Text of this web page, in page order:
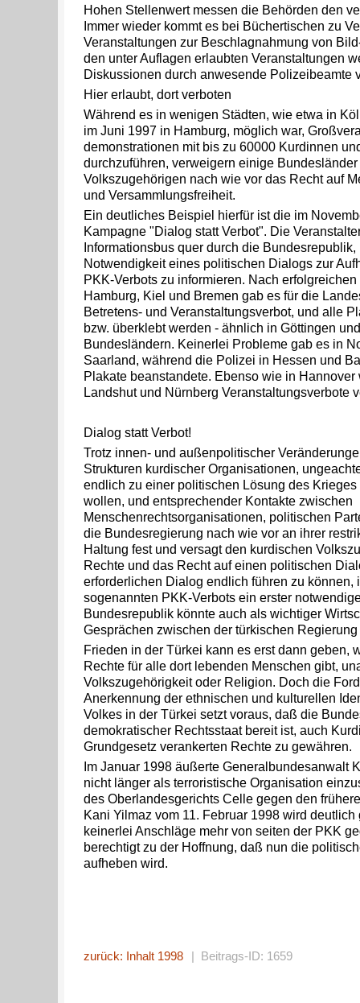
Hohen Stellenwert messen die Behörden den
Immer wieder kommt es bei Büchertischen zu
Veranstaltungen zur Beschlagnahmung von
den unter Auflagen erlaubten Veranstaltungen
Diskussionen durch anwesende Polizeibeamte
Hier erlaubt, dort verboten
Während es in wenigen Städten, wie etwa in
im Juni 1997 in Hamburg, möglich war,
demonstrationen mit bis zu 60000 Kurdinnen
durchzuführen, verweigern einige
Volkszugehörigen nach wie vor das Recht auf
und Versammlungsfreiheit.
Ein deutliches Beispiel hierfür ist die im
Kampagne "Dialog statt Verbot". Die
Informationsbus quer durch die Bundesrepublik,
Notwendigkeit eines politischen Dialogs zur
PKK-Verbots zu informieren. Nach
Hamburg, Kiel und Bremen gab es für die
Betretens- und Veranstaltungsverbot, und alle
bzw. überklebt werden - ähnlich in Göttingen
Bundesländern. Keinerlei Probleme gab es in
Saarland, während die Polizei in Hessen und
Plakate beanstandete. Ebenso wie in Hannover
Landshut und Nürnberg Veranstaltungsverbote
Dialog statt Verbot!
Trotz innen- und außenpolitischer
Strukturen kurdischer Organisationen,
endlich zu einer politischen Lösung des
wollen, und entsprechender Kontakte zwischen
Menschenrechtsorganisationen, politischen
die Bundesregierung nach wie vor an ihrer
Haltung fest und versagt den kurdischen
Rechte und das Recht auf einen politischen
erforderlichen Dialog endlich führen zu können,
sogenannten PKK-Verbots ein erster
Bundesrepublik könnte auch als wichtiger
Gesprächen zwischen der türkischen
Frieden in der Türkei kann es erst dann geben,
Rechte für alle dort lebenden Menschen gibt,
Volkszugehörigkeit oder Religion. Doch die
Anerkennung der ethnischen und kulturellen
Volkes in der Türkei setzt voraus, daß die
demokratischer Rechtsstaat bereit ist, auch
Grundgesetz verankerten Rechte zu gewähren.
Im Januar 1998 äußerte Generalbundesanwalt
nicht länger als terroristische Organisation
des Oberlandesgerichts Celle gegen den
Kani Yilmaz vom 11. Februar 1998 wird
keinerlei Anschläge mehr von seiten der PKK
berechtigt zu der Hoffnung, daß nun die
aufheben wird.
zurück: Inhalt 1998 | Beitrags-ID: 1659